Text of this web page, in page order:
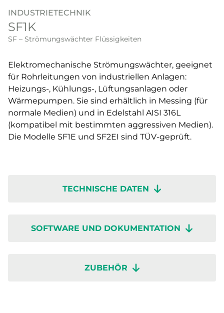
INDUSTRIETECHNIK
SF1K
SF – Strömungswächter Flüssigkeiten
Elektromechanische Strömungswächter, geeignet
für Rohrleitungen von industriellen Anlagen:
Heizungs-, Kühlungs-, Lüftungsanlagen oder
Wärmepumpen. Sie sind erhältlich in Messing (für
normale Medien) und in Edelstahl AISI 316L
(kompatibel mit bestimmten aggressiven Medien).
Die Modelle SF1E und SF2EI sind TÜV-geprüft.
TECHNISCHE DATEN
SOFTWARE UND DOKUMENTATION
ZUBEHÖR